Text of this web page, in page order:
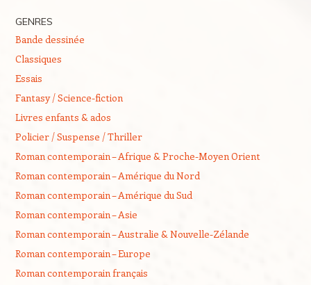
GENRES
Bande dessinée
Classiques
Essais
Fantasy / Science-fiction
Livres enfants & ados
Policier / Suspense / Thriller
Roman contemporain – Afrique & Proche-Moyen Orient
Roman contemporain – Amérique du Nord
Roman contemporain – Amérique du Sud
Roman contemporain – Asie
Roman contemporain – Australie & Nouvelle-Zélande
Roman contemporain – Europe
Roman contemporain français